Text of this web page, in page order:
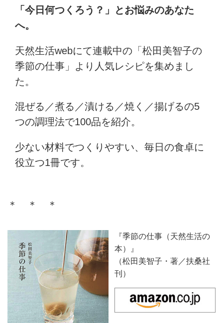
「今日何つくろう？」とお悩みのあなた
へ。
天然生活webにて連載中の「松田美智子の
季節の仕事」より人気レシピを集めまし
た。
混ぜる／煮る／漬ける／焼く／揚げるの5
つの調理法で100品を紹介。
少ない材料でつくりやすい、毎日の食卓に
役立つ1冊です。
＊ ＊ ＊
『季節の仕事（天然生活の
本）』
（松田美智子・著／扶桑社
刊）